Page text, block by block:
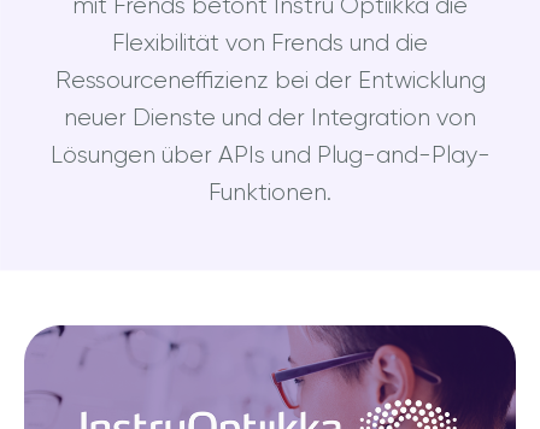
Flexibilität von Frends und die
Ressourceneffizienz bei der Entwicklung
neuer Dienste und der Integration von
Lösungen über APIs und Plug-and-Play-
Funktionen.